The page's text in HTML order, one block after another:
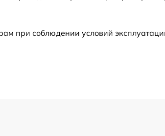
при соблюдении условий